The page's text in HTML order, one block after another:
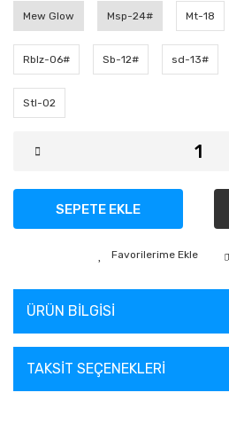
Mew Glow Msp-24# Mt-18
Rblz-06# Sb-12# sd-13#
Stl-02
SEPETE EKLE
ÜRÜN BILGISI
TAKSIT SEÇENEKLERI